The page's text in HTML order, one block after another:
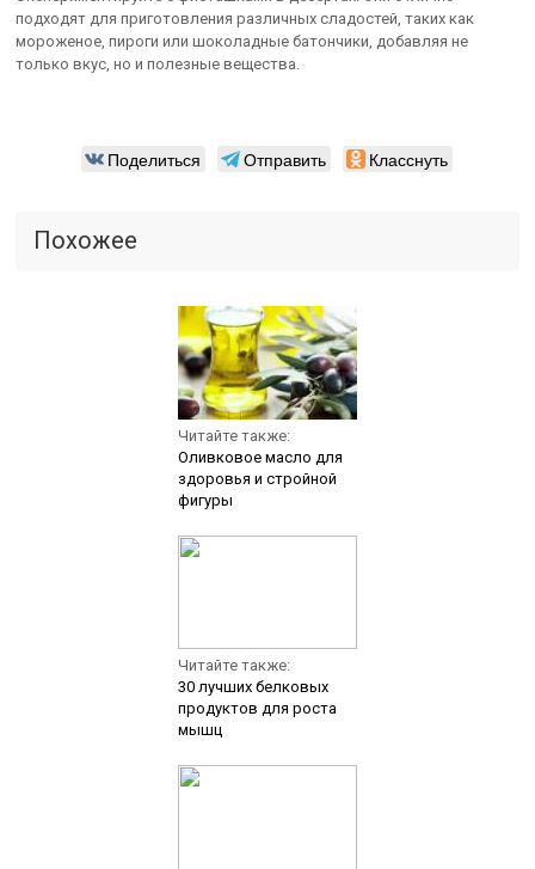
подходят для приготовления различных сладостей, таких как
мороженое, пироги или шоколадные батончики, добавляя не
только вкус, но и полезные вещества.
Поделиться Отправить Класснуть
Похожее
Читайте также:
Оливковое масло для
здоровья и стройной
фигуры
Читайте также:
30 лучших белковых
продуктов для роста
мышц